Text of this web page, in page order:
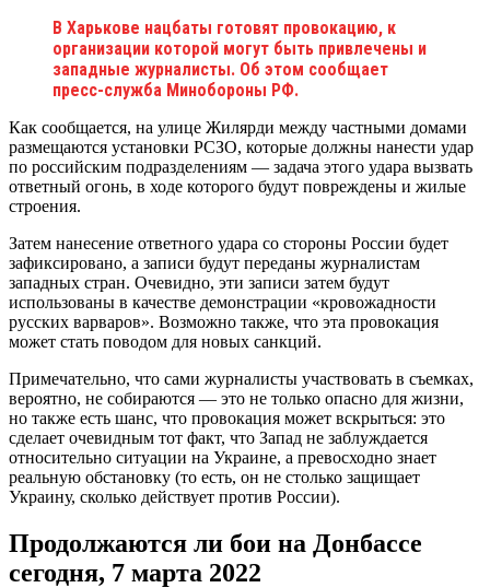
В Харькове нацбаты готовят провокацию, к
организации которой могут быть привлечены и
западные журналисты. Об этом сообщает
пресс-служба Минобороны РФ.
Как сообщается, на улице Жилярди между частными домами
размещаются установки РСЗО, которые должны нанести удар
по российским подразделениям — задача этого удара вызвать
ответный огонь, в ходе которого будут повреждены и жилые
строения.
Затем нанесение ответного удара со стороны России будет
зафиксировано, а записи будут переданы журналистам
западных стран. Очевидно, эти записи затем будут
использованы в качестве демонстрации «кровожадности
русских варваров». Возможно также, что эта провокация
может стать поводом для новых санкций.
Примечательно, что сами журналисты участвовать в съемках,
вероятно, не собираются — это не только опасно для жизни,
но также есть шанс, что провокация может вскрыться: это
сделает очевидным тот факт, что Запад не заблуждается
относительно ситуации на Украине, а превосходно знает
реальную обстановку (то есть, он не столько защищает
Украину, сколько действует против России).
Продолжаются ли бои на Донбассе
сегодня, 7 марта 2022